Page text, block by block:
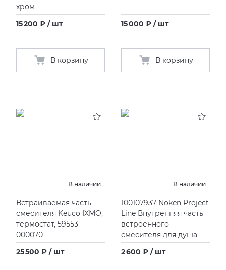
хром
15 200 ₽ / шт
В корзину
15 000 ₽ / шт
В корзину
В наличии
Встраиваемая часть
смесителя Keuco IXMO,
термостат, 59553
000070
25 500 ₽ / шт
В наличии
100107937 Noken Project
Line Внутренняя часть
встроенного
смесителя для душа
2 600 ₽ / шт